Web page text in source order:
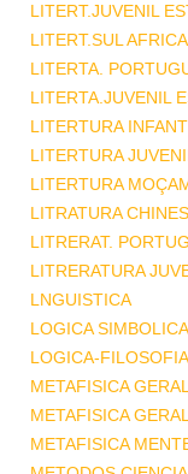
LITERT.JUVENIL
LITERT.SUL
LITERTA.
LITERTA.JUVENIL
LITERTURA
LITERTURA
LITERTURA
LITRATURA
LITRERAT.
LITRERATURA
LNGUISTICA
LOGICA SIMBOLICA
LOGICA-
METAFISICA
METAFISICA
METAFISICA